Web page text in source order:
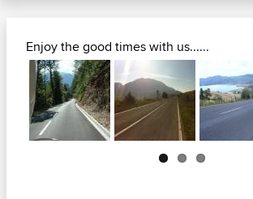
Enjoy the good times with us......